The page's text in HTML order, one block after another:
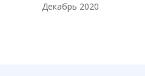
Декабрь 2020